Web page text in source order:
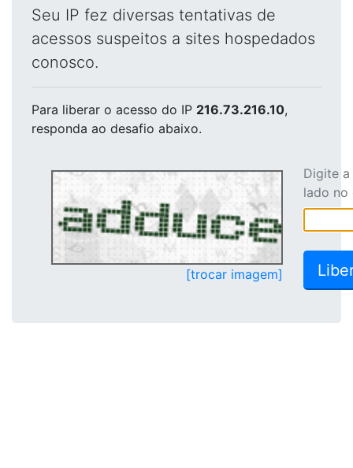
Seu IP fez diversas tentativas de
acessos suspeitos a sites hospedados
conosco.
Para liberar o acesso do IP 216.73.216.10,
responda ao desafio abaixo.
[trocar imagem]
Digite
lado no